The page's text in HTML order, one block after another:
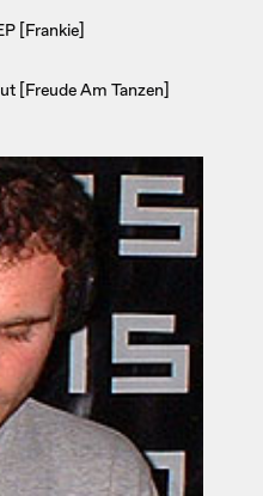
[Frankie]
[Freude Am Tanzen]